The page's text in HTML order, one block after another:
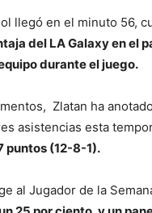
llegó en el minuto 56,
del LA Galaxy en el
durante el juego.
Zlatan ha
asistencias esta
puntos (12-8-1).
al Jugador de la